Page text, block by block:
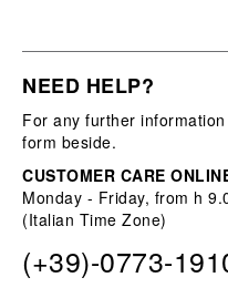
NEED HELP?
For any further
form beside.
CUSTOMER CARE
Monday - Friday, from h
(Italian Time Zone)
(+39)-0773-